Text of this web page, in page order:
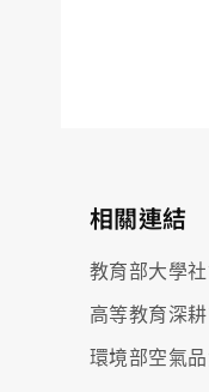
相關連結
教育部大學
高等教育深
環境部空氣